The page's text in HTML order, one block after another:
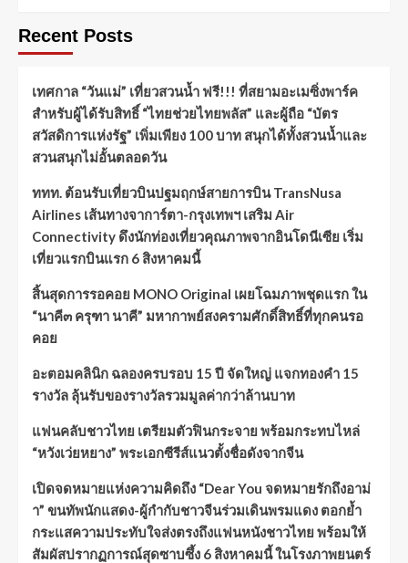
Recent Posts
เทศกาล “วันแม่” เที่ยวสวนน้ำ ฟรี!!! ที่สยามอะเมซิ่งพาร์ค
สำหรับผู้ได้รับสิทธิ์ “ไทยช่วยไทยพลัส” และผู้ถือ “บัตร
สวัสดิการแห่งรัฐ” เพิ่มเพียง 100 บาท สนุกได้ทั้งสวนน้ำและ
สวนสนุกไม่อั้นตลอดวัน
ททท. ต้อนรับเที่ยวบินปฐมฤกษ์สายการบิน TransNusa
Airlines เส้นทางจาการ์ตา-กรุงเทพฯ เสริม Air
Connectivity ดึงนักท่องเที่ยวคุณภาพจากอินโดนีเซีย เริ่ม
เที่ยวแรกบินแรก 6 สิงหาคมนี้
สิ้นสุดการรอคอย MONO Original เผยโฉมภาพชุดแรก ใน
“นาคี๓ ครุฑา นาคี” มหากาพย์สงครามศักดิ์สิทธิ์ที่ทุกคนรอ
คอย
อะตอมคลินิก ฉลองครบรอบ 15 ปี จัดใหญ่ แจกทองคำ 15
รางวัล ลุ้นรับของรางวัลรวมมูลค่ากว่าล้านบาท
แฟนคลับชาวไทย เตรียมตัวฟินกระจาย พร้อมกระทบไหล่
“หวังเว่ยหยาง” พระเอกซีรีส์แนวตั้งชื่อดังจากจีน
เปิดจดหมายแห่งความคิดถึง “Dear You จดหมายรักถึงอาม่
า” ขนทัพนักแสดง-ผู้กำกับชาวจีนร่วมเดินพรมแดง ตอกย้ำ
กระแสความประทับใจส่งตรงถึงแฟนหนังชาวไทย พร้อมให้
สัมผัสปรากฏการณ์สุดซาบซึ้ง 6 สิงหาคมนี้ ในโรงภาพยนตร์